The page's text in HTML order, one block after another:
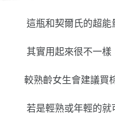
這瓶和契爾氏的超能
其實用起來很不一樣
較熟齡女生會建議買
若是輕熟或年輕的就